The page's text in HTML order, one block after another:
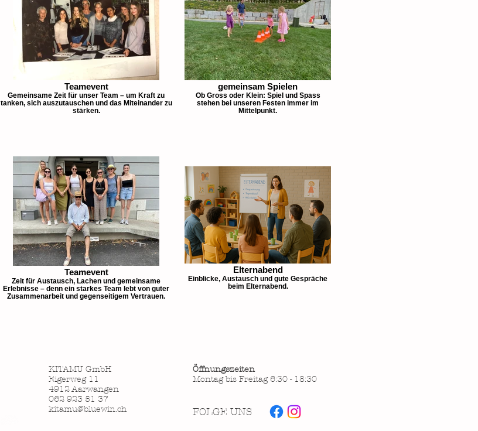
Teamevent
Gemeinsame Zeit für unser Team – um Kraft zu
tanken, sich auszutauschen und das Miteinander zu
stärken.
gemeinsam Spielen
Ob Gross oder Klein: Spiel und Spass
stehen bei unseren Festen immer im
Mittelpunkt.
Teamevent
Zeit für Austausch, Lachen und gemeinsame
Erlebnisse – denn ein starkes Team lebt von guter
Zusammenarbeit und gegenseitigem Vertrauen.
Elternabend
Einblicke, Austausch und gute Gespräche
beim Elternabend.
FOLGE UNS
KITAMU GmbH
Eigerweg 11
4912 Aarwangen
062 923 51 37
kitamu@bluewin.ch
Öffnungszeiten
Montag bis Freitag 6:30 - 18:30